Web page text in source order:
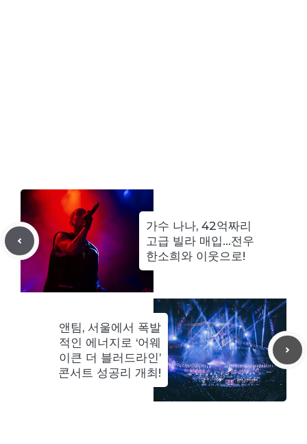
가수 나나, 42억짜리
고급 빌라 매입…전우
한소희와 이웃으로!
앤팀, 서울에서 폭발
적인 에너지로 ‘어웨
이큰 더 블러드라인’
콘서트 성공리 개최!